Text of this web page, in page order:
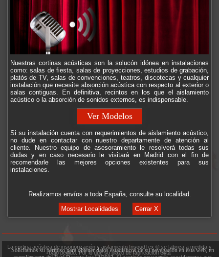
Nuestras cortinas acústicas son la solucón idónea en instalaciones
como: salas de fiesta, salas de proyecciones, estudios de grabación,
platós de TV, salas de convenciones, teatros, discotecas y cualquier
instalación que necesite absorción acústica con respecto al exterior o
salas contiguas. En definitiva, recintos en los que el aislamiento
acústico o la absorción de sonidos externos, es indispensable.
Ver Modelos
Si su instalación cuenta con requerimientos de aislamiento acústico,
no dude en contactar con nuestro departamente de atención al
cliente. Nuestro equipo de asesoramiento le resolverá todas sus
dudas y en caso necesario le visitará en Madrid con el fin de
recomendarle las mejores opciones existentes para sus
instalaciones.
Realizamos envíos a toda España, consulte su localidad.
Mostrar Localidades
Cerrar X
La cortina acústica de insonorización y aislamiento InsoudTex ® se fabrica a medida y
bajo pedido. Por lo que su plazo de fabricación está
Solicitamos su permiso para obtener datos estadísticos de su navegación en esta web, en